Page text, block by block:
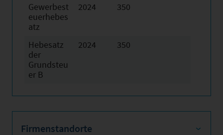
Gewerbest
euerhebes
atz
2024 350
Hebesatz
der
Grundsteu
er B
2024 350
Firmenstandorte